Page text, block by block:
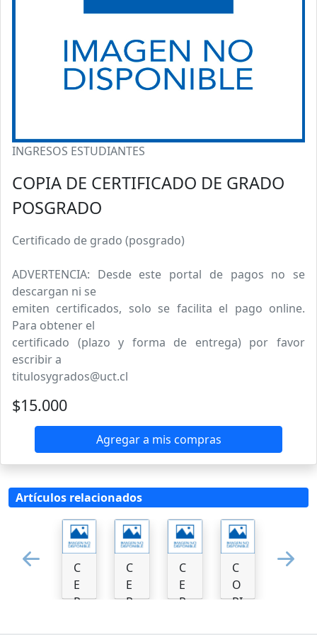
INGRESOS ESTUDIANTES
COPIA DE CERTIFICADO DE GRADO
POSGRADO
Certificado de grado (posgrado)
ADVERTENCIA: Desde este portal de pagos no se
descargan ni se
emiten certificados, solo se facilita el pago online.
Para obtener el
certificado (plazo y forma de entrega) por favor
escribir a
titulosygrados@uct.cl
$15.000
Agregar a mis compras
Artículos relacionados
C
E
R
C
E
R
C
E
R
C
O
PI
Previous